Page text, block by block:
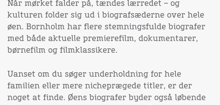
Når mørket falder på, tændes lærredet – og
kulturen folder sig ud i biografsæderne over hele
øen. Bornholm har flere stemningsfulde biografer
med både aktuelle premierefilm, dokumentarer,
børnefilm og filmklassikere.
Uanset om du søger underholdning for hele
familien eller mere nicheprægede titler, er der
noget at finde. Øens biografer byder også løbende